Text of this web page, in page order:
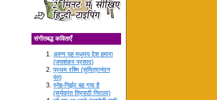
संगीतबद्ध कविताएँ
अरुण यह मधुमय देश हमारा
(जयशंकर प्रसाद)
प्रथम रश्मि (सुमित्रानंदन
पंत)
स्नेह-निर्झर बह गया है
(सूर्यकांत त्रिपाठी निराला)